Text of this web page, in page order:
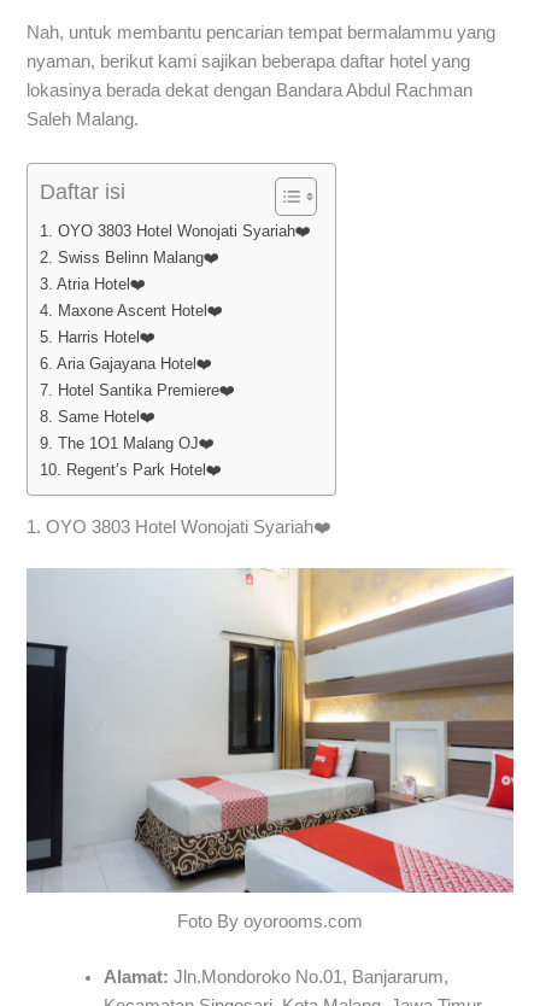
Nah, untuk membantu pencarian tempat bermalammu yang
nyaman, berikut kami sajikan beberapa daftar hotel yang
lokasinya berada dekat dengan Bandara Abdul Rachman
Saleh Malang.
Daftar isi
1. OYO 3803 Hotel Wonojati Syariah❤️
2. Swiss Belinn Malang❤️
3. Atria Hotel❤️
4. Maxone Ascent Hotel❤️
5. Harris Hotel❤️
6. Aria Gajayana Hotel❤️
7. Hotel Santika Premiere❤️
8. Same Hotel❤️
9. The 1O1 Malang OJ❤️
10. Regent’s Park Hotel❤️
1. OYO 3803 Hotel Wonojati Syariah❤️
Foto By oyorooms.com
Alamat: Jln.Mondoroko No.01, Banjararum,